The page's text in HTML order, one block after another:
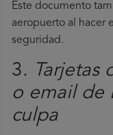
Este documento
aeropuerto al hacer
seguridad.
3.
Tarjetas
o email de
culpa